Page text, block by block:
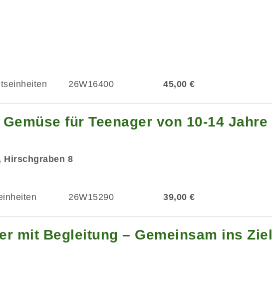
26W16400 45,00 €
für Teenager von 10-14 Jahre
Hirschgraben 8
26W15290 39,00 €
mit Begleitung – Gemeinsam ins Ziel